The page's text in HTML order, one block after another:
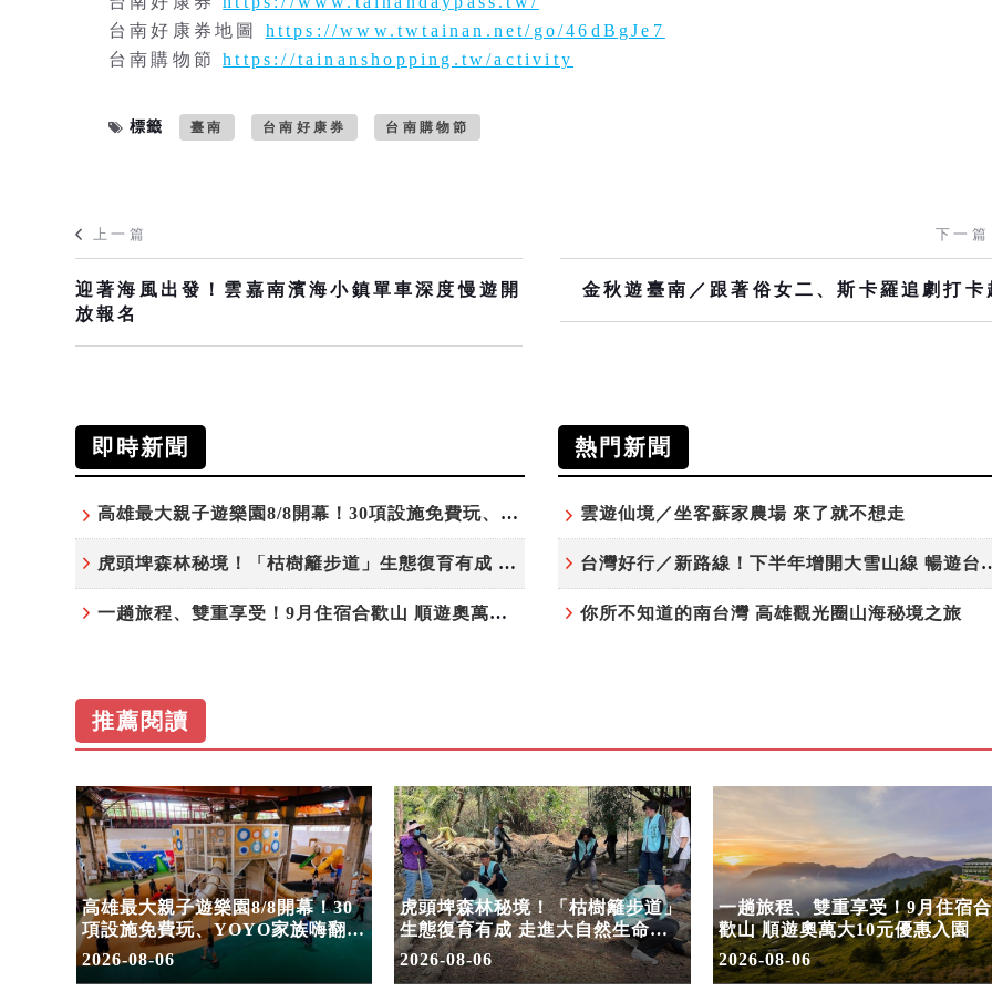
台南好康券地圖 https://www.twtainan.net/go/46dBgJe7
台南購物節https://tainanshopping.tw/activity
標籤 臺南 台南好康券 台南購物節
上一篇
迎著海風出發！雲嘉南濱海小鎮單車深度慢遊開
放報名
下一篇
金秋遊臺南／跟著俗女二、斯卡羅追劇打卡
即時新聞
高雄最大親子遊樂園8/8開幕！30項設施免費玩、YOYO家族嗨翻暑假
虎頭埤森林秘境！「枯樹籬步道」生態復育有成 走進大自然生命教室
一趟旅程、雙重享受！9月住宿合歡山 順遊奧萬大10元優惠入園
熱門新聞
雲遊仙境／坐客蘇家農場 來了就不想走
台灣好行／新路線！下
你所不知道的南台灣 高雄觀光圈山海秘境之旅
推薦閱讀
高雄最大親子遊樂園8/8開幕！30
項設施免費玩、YOYO家族嗨翻暑
假
2026-08-06
虎頭埤森林秘境！「枯樹籬步道」
生態復育有成 走進大自然生命教
室
2026-08-06
一趟旅程、雙重享受！9月住宿合
歡山 順遊奧萬大10元優惠入園
2026-08-06